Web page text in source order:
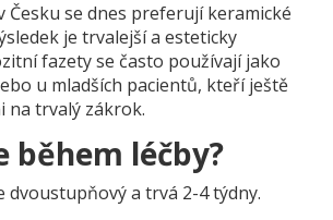
Česku se dnes preferují keramické
je trvalejší a esteticky
fazety se často používají jako
u mladších pacientů, kteří ještě
na trvalý zákrok.
během léčby?
dvoustupňový a trvá 2-4 týdny.